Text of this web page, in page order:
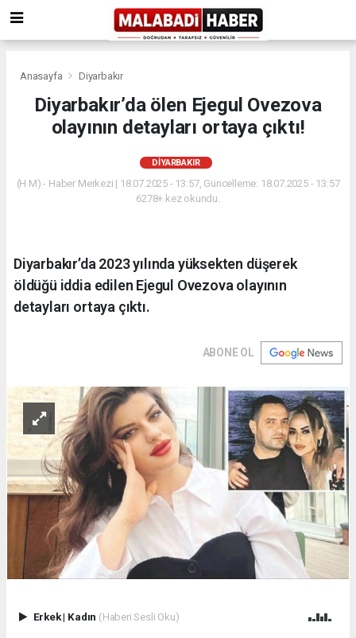
Anasayfa Diyarbakır
Diyarbakır’da ölen Ejegul Ovezova
olayının detayları ortaya çıktı!
DIYARBAKIR
(H M) - Haber Merkezi | 18.07.2025 - 13:57, Güncelleme: 18.07.2025 - 13:57
6278+ kez okundu.
Diyarbakır’da 2023 yılında yüksekten düşerek
öldüğü iddia edilen Ejegul Ovezova olayının
detayları ortaya çıktı.
ABONE OL
Erkek| Kadın (Haberi Sesli Oku)